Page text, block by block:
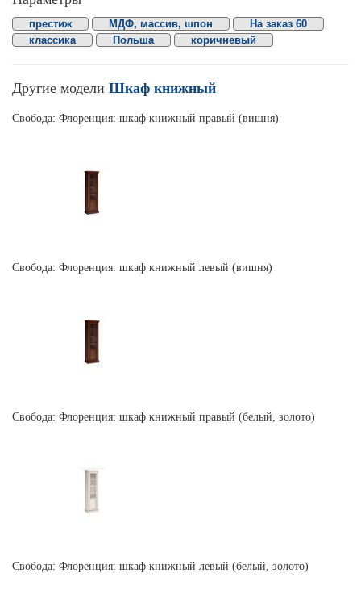
престиж МДФ, массив, шпон
На заказ 60
классика
Польша коричневый
Другие модели Шкаф книжный
Свобода: Флоренция: шкаф книжный правый (вишня)
Свобода: Флоренция: шкаф книжный левый (вишня)
Свобода: Флоренция: шкаф книжный правый (белый, золото)
Свобода: Флоренция: шкаф книжный левый (белый, золото)